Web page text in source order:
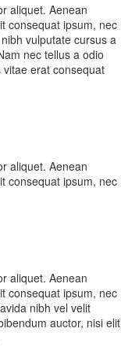
aliquet. Aenean
consequat ipsum, nec
vulputate cursus a
nec tellus a odio
erat consequat
aliquet. Aenean
consequat ipsum, nec
aliquet. Aenean
consequat ipsum, nec
nibh vel velit
auctor, nisi elit